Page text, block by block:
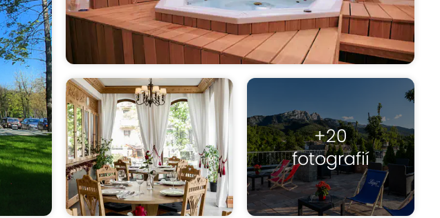
+20
fotografií